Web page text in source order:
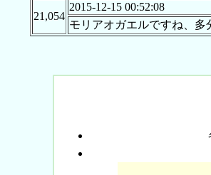
21,054
2015-12-15 00:52:08
モリアオガエルですね、多